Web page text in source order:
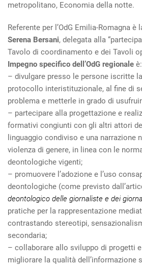
metropolitano, Economia della notte.
Referente per l’OdG Emilia-Romagna
Serena Bersani, delegata alla
Tavolo di coordinamento e dei Tavoli
Impegno specifico dell’OdG regionale è:
– divulgare presso le persone iscritte
protocollo interistituzionale, al fine di
problema e metterle in grado di
– partecipare alla progettazione e
formativi congiunti con gli altri attori
linguaggio condiviso e una narrazione
violenza di genere, in linea con le
deontologiche vigenti;
– promuovere l’adozione e l’uso
deontologiche (come previsto
deontologico delle giornaliste e dei
pratiche per la rappresentazione
contrastando stereotipi,
secondaria;
– collaborare allo sviluppo di progetti
migliorare la qualità dell’informazione